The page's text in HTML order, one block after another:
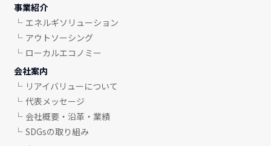
事業紹介
エネルギソリューション
アウトソーシング
ローカルエコノミー
会社案内
リアイバリューについて
代表メッセージ
会社概要・沿革・業績
SDGsの取り組み